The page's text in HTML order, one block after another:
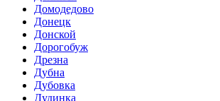
Домодедово
Донецк
Донской
Дорогобуж
Дрезна
Дубна
Дубовка
Дудинка